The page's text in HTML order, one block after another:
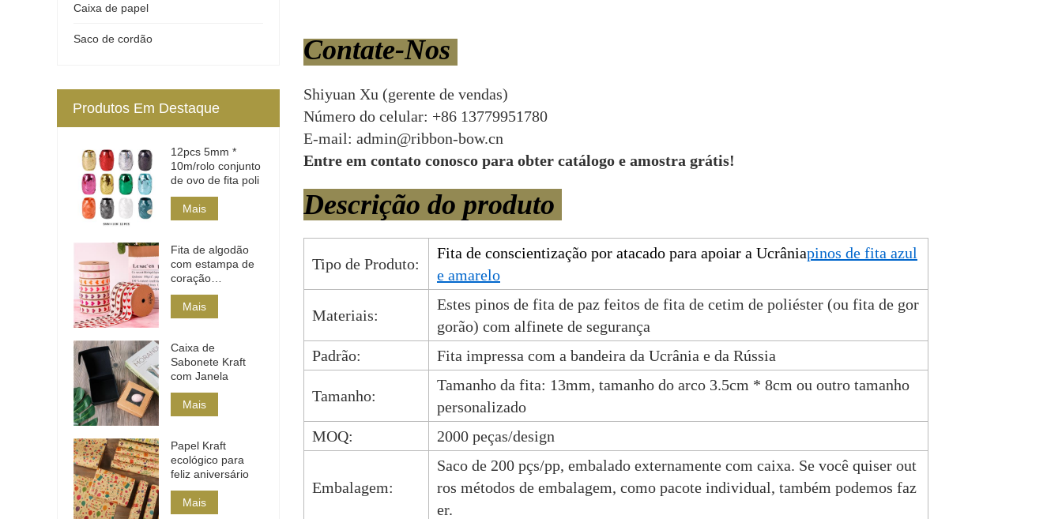
Contate-Nos
Shiyuan Xu (gerente de vendas)
Número do celular: +86 13779951780
E-mail: admin@ribbon-bow.cn
Entre em contato conosco para obter catálogo e amostra grátis!
Descrição do produto
Tipo de Produto:
Fita de conscientização por atacado para apoiar a Ucrâniapinos de fita azul
e amarelo
Materiais:
Estes pinos de fita de paz feitos de fita de cetim de poliéster (ou fita de gor
gorão) com alfinete de segurança
Padrão:
Fita impressa com a bandeira da Ucrânia e da Rússia
Tamanho:
Tamanho da fita: 13mm, tamanho do arco 3.5cm * 8cm ou outro tamanho
personalizado
MOQ:
2000 peças/design
Embalagem:
Saco de 200 pçs/pp, embalado externamente com caixa. Se você quiser out
ros métodos de embalagem, como pacote individual, também podemos faz
er.
Caixa de papel
Saco de cordão
Produtos Em Destaque
12pcs 5mm *
10m/rolo conjunto
de ovo de fita poli
Mais
Fita de algodão
com estampa de
coração
multicolorida
Mais
Caixa de
Sabonete Kraft
com Janela
Mais
Papel Kraft
ecológico para
feliz aniversário
Mais